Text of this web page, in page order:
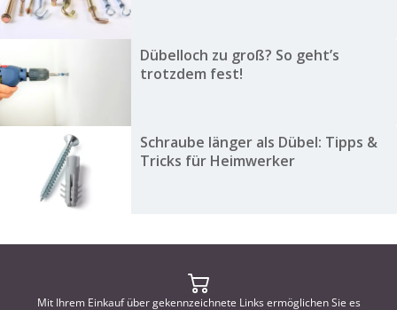
Dübelloch zu groß? So geht’s
trotzdem fest!
Schraube länger als Dübel: Tipps &
Tricks für Heimwerker
Mit Ihrem Einkauf über gekennzeichnete Links ermöglichen Sie es